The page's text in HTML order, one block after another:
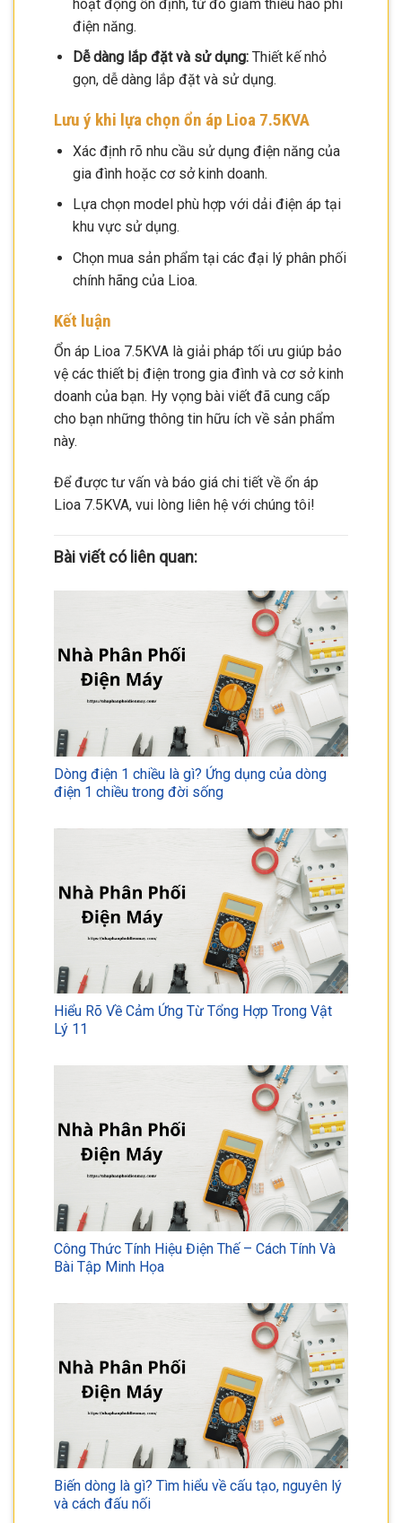
hoạt động ổn định, từ đó giảm thiểu hao phí
điện năng.
Dễ dàng lắp đặt và sử dụng:Thiết kế nhỏ
gọn, dễ dàng lắp đặt và sử dụng.
Lưu ý khi lựa chọn ổn áp Lioa 7.5KVA
Xác định rõ nhu cầu sử dụng điện năng của
gia đình hoặc cơ sở kinh doanh.
Lựa chọn model phù hợp với dải điện áp tại
khu vực sử dụng.
Chọn mua sản phẩm tại các đại lý phân phối
chính hãng của Lioa.
Kết luận
Ổn áp Lioa 7.5KVA là giải pháp tối ưu giúp bảo
vệ các thiết bị điện trong gia đình và cơ sở kinh
doanh của bạn. Hy vọng bài viết đã cung cấp
cho bạn những thông tin hữu ích về sản phẩm
này.
Để được tư vấn và báo giá chi tiết về ổn áp
Lioa 7.5KVA, vui lòng liên hệ với chúng tôi!
Bài viết có liên quan:
Dòng điện 1 chiều là gì? Ứng dụng của dòng
điện 1 chiều trong đời sống
Hiểu Rõ Về Cảm Ứng Từ Tổng Hợp Trong Vật
Lý 11
Công Thức Tính Hiệu Điện Thế – Cách Tính Và
Bài Tập Minh Họa
Biến dòng là gì? Tìm hiểu về cấu tạo, nguyên lý
và cách đấu nối